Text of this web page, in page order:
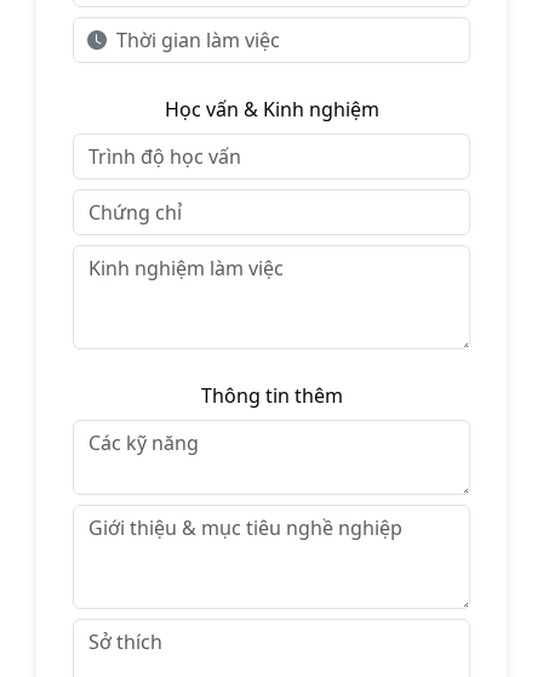
Học vấn & Kinh nghiệm
Thông tin thêm